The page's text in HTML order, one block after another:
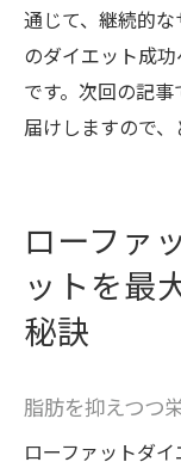
通じて、継続的
のダイエット成
です。次回の記
届けしますので、
ローファ
ットを最
秘訣
脂肪を抑えつつ
ローファットダ